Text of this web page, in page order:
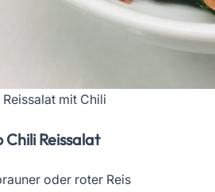
mit Chili
Reissalat
oder roter Reis